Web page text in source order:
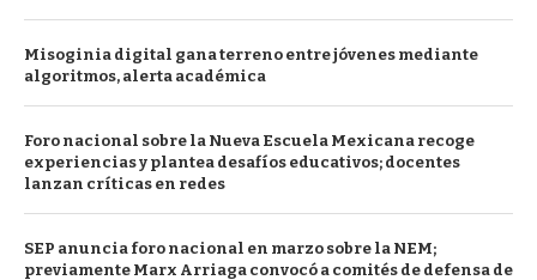
Misoginia digital gana terreno entre jóvenes mediante
algoritmos, alerta académica
Foro nacional sobre la Nueva Escuela Mexicana recoge
experiencias y plantea desafíos educativos; docentes
lanzan críticas en redes
SEP anuncia foro nacional en marzo sobre la NEM;
previamente Marx Arriaga convocó a comités de defensa de